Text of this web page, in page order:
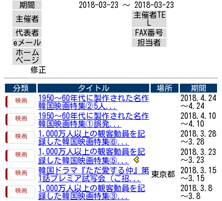
期間
2018-03-23 ～ 2018-03-23
主催者
主催者TE
代表者
FAX番号
eメール
担当者
ホーム
ページ
修正
分類 タイトル 場所
期間
1950～60年代に製作された名作
韓国映画特集②5人...
2018.4.24
～4.24
1950～60年代に製作された名作
韓国映画特集①誤発...
2018.4.10
～4.10
1,000万人以上の観客動員を記
録した韓国映画特集⑥...
2018.3.28
～3.28
1,000万人以上の観客動員を記
録した韓国映画特集⑤...
2018.3.23
～3.23
韓国ドラマ『ただ愛する仲』第
1話プレミア試写会（ご招...
東京都
2018.3.15
～3.15
1,000万人以上の観客動員を記
録した韓国映画特集③...
2018.3.8
～3.8